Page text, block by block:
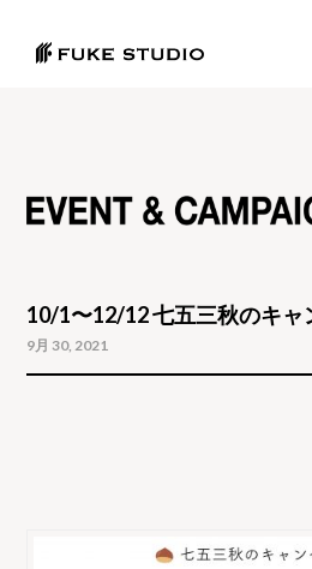
10/1〜12/12 七五三秋のキャ
9月 30, 2021